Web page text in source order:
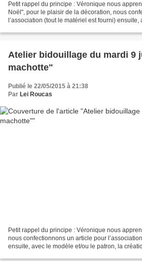
Petit rappel du principe : Véronique nous
Noël", pour le plaisir de la décoration, nous
l’association (tout le matériel est fourni)
Atelier bidouillage du mardi 9
machotte"
Publié le 22/05/2015 à 21:38
Par Lei Roucas
Petit rappel du principe : Véronique nous
nous confectionnons un article pour
ensuite, avec le modèle et/ou le patron, la